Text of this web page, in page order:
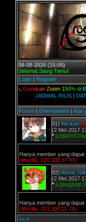
08-08-2026 (15:05)
Selamat Siang Tamu!
Login | Register
u nakan Zoo m 150 % di B ro w
JADWAL RILIS |
Forum | Entertaiment | Apa
91) Re-kun
(2 Mei 2017
*
Hanya member yang
(Mozilla, 120.188.37.47)
92)
(2 Mei 2017
*
Hanya member yang
(Mozilla, 103.108.21.74)
<< <